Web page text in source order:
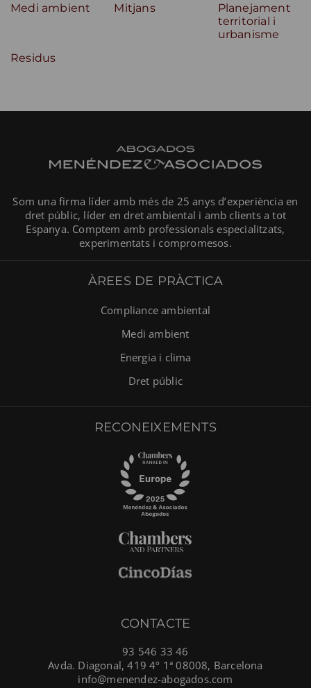
Medi ambient Mitjans
Planejament
territorial i
urbanisme
Residus
Som una firma líder amb més de 25 anys d’experiència en
dret públic, líder en dret ambiental i amb clients a tot
Espanya. Comptem amb professionals especialitzats,
experimentats i compromesos.
ÀREES DE PRÀCTICA
Compliance ambiental
Medi ambient
Energia i clima
Dret públic
RECONEIXEMENTS
CONTACTE
93 546 33 46
Avda. Diagonal, 419 4º 1ª 08008, Barcelona
info@menendez-abogados.com